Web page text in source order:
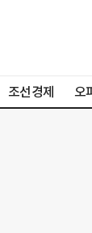
조선경제 오